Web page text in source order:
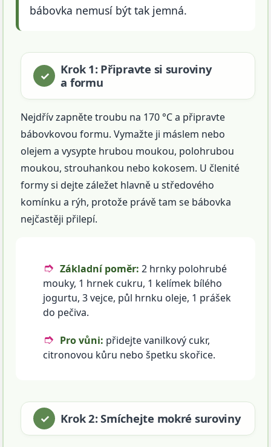
bábovka nemusí být tak jemná.
Krok 1: Připravte si suroviny
a formu
Nejdřív zapněte troubu na 170 °C a připravte
bábovkovou formu. Vymažte ji máslem nebo
olejem a vysypte hrubou moukou, polohrubou
moukou, strouhankou nebo kokosem. U členité
formy si dejte záležet hlavně u středového
komínku a rýh, protože právě tam se bábovka
nejčastěji přilepí.
Základní poměr: 2 hrnky polohrubé
mouky, 1 hrnek cukru, 1 kelímek bílého
jogurtu, 3 vejce, půl hrnku oleje, 1 prášek
do pečiva.
Pro vůni: přidejte vanilkový cukr,
citronovou kůru nebo špetku skořice.
Krok 2: Smíchejte mokré suroviny